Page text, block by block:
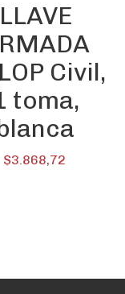
LLAVE
Civil,
toma,
$3.868,72